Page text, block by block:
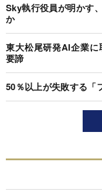
Sky執行役員が明かす
か
東大松尾研発AI企業
要諦
50％以上が失敗する「